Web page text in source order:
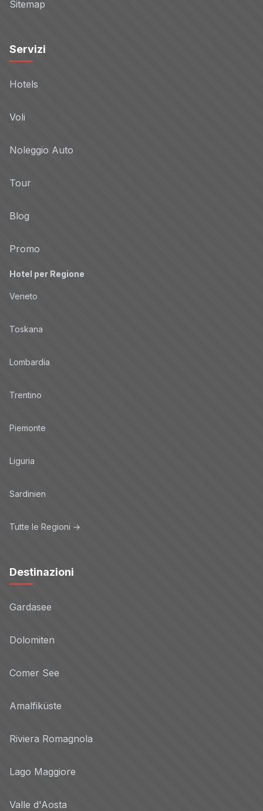
Sitemap
Servizi
Hotels
Voli
Noleggio Auto
Tour
Blog
Promo
Hotel per Regione
Veneto
Toskana
Lombardia
Trentino
Piemonte
Liguria
Sardinien
Tutte le Regioni →
Destinazioni
Gardasee
Dolomiten
Comer See
Amalfiküste
Riviera Romagnola
Lago Maggiore
Valle d'Aosta